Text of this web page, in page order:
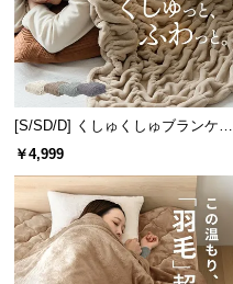
ブ
ロ
グ
企
情
[S/SD/D] くしゅくしゅブランケッ
トフランネルタイプ
￥4,999